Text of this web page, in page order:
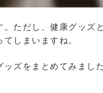
ただし、健康グッズ
しまいますね。
ズをまとめてみまし